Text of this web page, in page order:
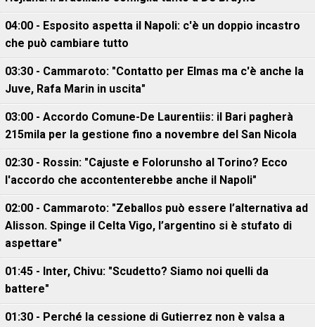
04:00 - Esposito aspetta il Napoli: c'è un doppio incastro
che può cambiare tutto
03:30 - Cammaroto: "Contatto per Elmas ma c'è anche la
Juve, Rafa Marin in uscita"
03:00 - Accordo Comune-De Laurentiis: il Bari pagherà
215mila per la gestione fino a novembre del San Nicola
02:30 - Rossin: "Cajuste e Folorunsho al Torino? Ecco
l'accordo che accontenterebbe anche il Napoli"
02:00 - Cammaroto: "Zeballos può essere l’alternativa ad
Alisson. Spinge il Celta Vigo, l’argentino si è stufato di
aspettare"
01:45 - Inter, Chivu: "Scudetto? Siamo noi quelli da
battere"
01:30 - Perché la cessione di Gutierrez non è valsa a